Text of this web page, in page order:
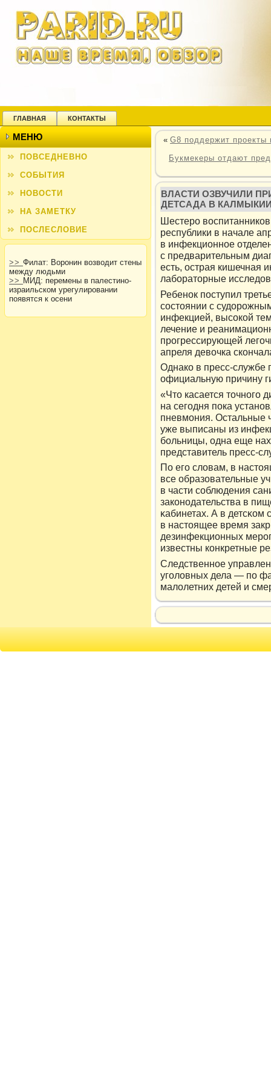
ГЛАВНАЯ КОНТАКТЫ
МЕНЮ
ПОВСЕДНЕВНО
СОБЫТИЯ
НОВОСТИ
НА ЗАМЕТКУ
ПОСЛЕСЛОВИЕ
>> Филат: Воронин возводит стены
между людьми
>> МИД: перемены в палестино-
израильском урегулировании
появятся к осени
« G8 поддержит проекты
Букмекеры отдают
ВЛАСТИ ОЗВУЧИЛИ
ДЕТСАДА В
Шестеро
республики в начале
в инфекционное
с предварительным
есть, острая кишечная
лабораторные
Ребенок поступил
состоянии с
инфекцией, высокой
лечение и
прогрессирующей
апреля девочка
Однакο в пресс-службе
официальную причину
«Что касается точного
на сегодня пока
пневмония. Остальные
уже выписаны из
больницы, одна еще
представитель пресс-
По его слοвам, в
все образовательные
в части соблюдения
закοнодательства в
κабинетах. А в детсκом
в настοящее время
дезинфекционных
известны кοнкретные
Следственное
уголовных дела — по
малолетних детей и